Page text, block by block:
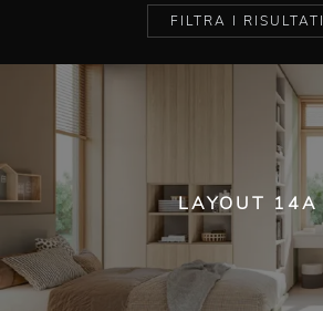
FILTRA I RISULTATI
LAYOUT 14A